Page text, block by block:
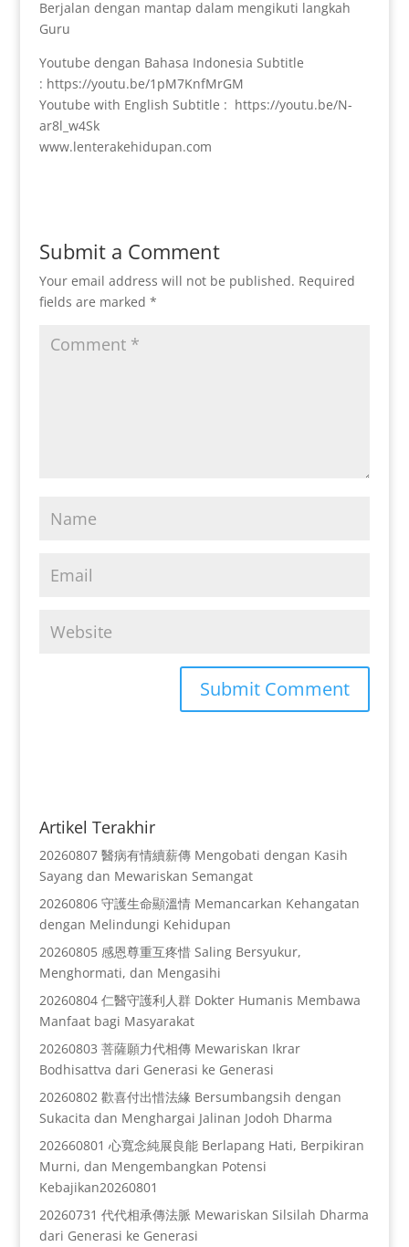
Berjalan dengan mantap dalam mengikuti langkah
Guru
Youtube dengan Bahasa Indonesia Subtitle
: https://youtu.be/1pM7KnfMrGM
Youtube with English Subtitle : https://youtu.be/N-
ar8l_w4Sk
www.lenterakehidupan.com
Submit a Comment
Your email address will not be published. Required
fields are marked *
Artikel Terakhir
20260807 醫病有情續薪傳 Mengobati dengan Kasih
Sayang dan Mewariskan Semangat
20260806 守護生命顯溫情 Memancarkan Kehangatan
dengan Melindungi Kehidupan
20260805 感恩尊重互疼惜 Saling Bersyukur,
Menghormati, dan Mengasihi
20260804 仁醫守護利人群 Dokter Humanis Membawa
Manfaat bagi Masyarakat
20260803 菩薩願力代相傳 Mewariskan Ikrar
Bodhisattva dari Generasi ke Generasi
20260802 歡喜付出惜法緣 Bersumbangsih dengan
Sukacita dan Menghargai Jalinan Jodoh Dharma
202660801 心寬念純展良能 Berlapang Hati, Berpikiran
Murni, dan Mengembangkan Potensi
Kebajikan20260801
20260731 代代相承傳法脈 Mewariskan Silsilah Dharma
dari Generasi ke Generasi